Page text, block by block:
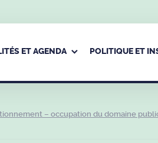
ET AGENDA POLITIQUE ET
– occupation du domaine